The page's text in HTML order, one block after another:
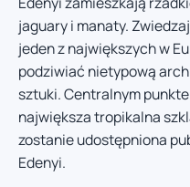
jaguary i manaty.
jeden z największych w
podziwiać nietypową
sztuki. Centralnym
największa tropikalna
zostanie udostępniona
Edenyi.